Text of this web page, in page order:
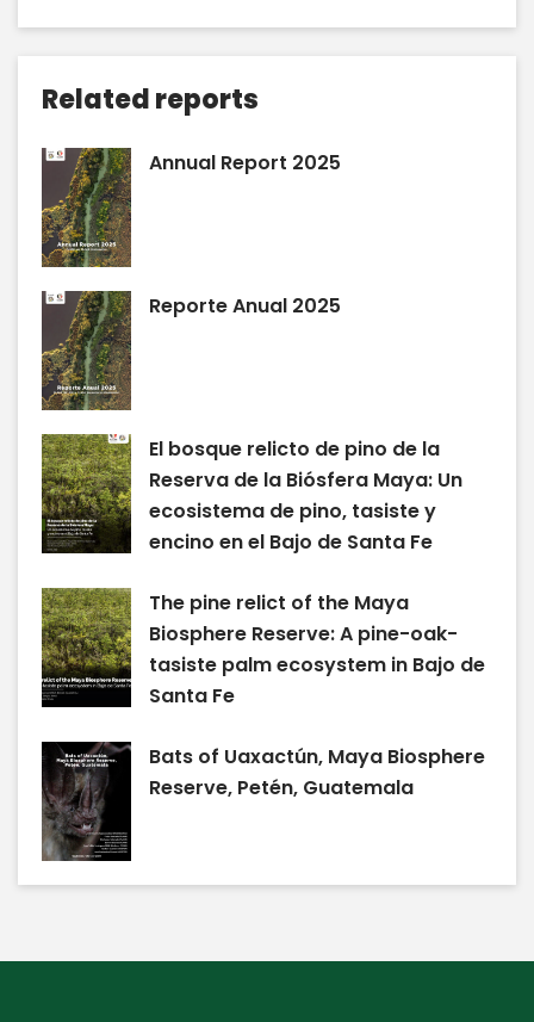
Related reports
Annual Report 2025
Reporte Anual 2025
El bosque relicto de pino de la
Reserva de la Biósfera Maya: Un
ecosistema de pino, tasiste y
encino en el Bajo de Santa Fe
The pine relict of the Maya
Biosphere Reserve: A pine-oak-
tasiste palm ecosystem in Bajo de
Santa Fe
Bats of Uaxactún, Maya Biosphere
Reserve, Petén, Guatemala